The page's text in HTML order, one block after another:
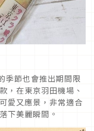
季節也會推出期間限
，在東京羽田機場、
愛又應景，非常適合
下美麗瞬間。